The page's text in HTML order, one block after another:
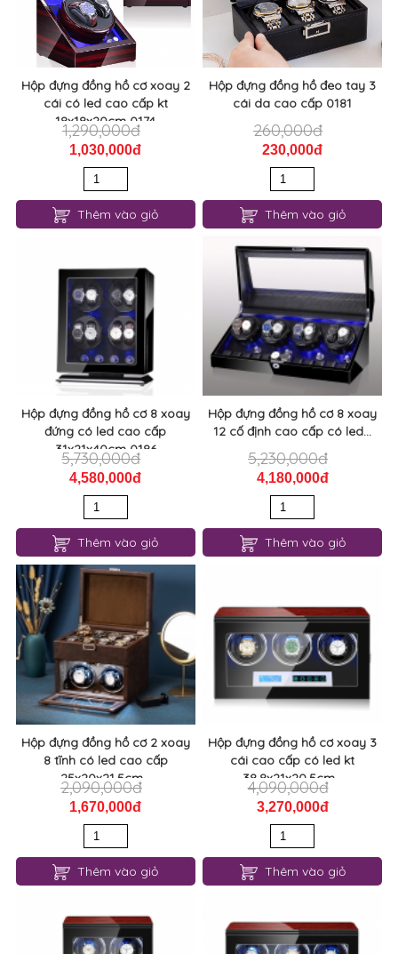
Hộp đựng đồng hồ cơ xoay 2
cái có led cao cấp kt
18x18x20cm 0174
1,290,000đ
1,030,000đ
Thêm vào giỏ
Hộp đựng đồng hồ đeo tay 3
cái da cao cấp 0181
260,000đ
230,000đ
Thêm vào giỏ
Hộp đựng đồng hồ cơ 8 xoay
đứng có led cao cấp
31x21x40cm 0186
5,730,000đ
4,580,000đ
Thêm vào giỏ
Hộp đựng đồng hồ cơ 8 xoay
12 cố định cao cấp có led...
5,230,000đ
4,180,000đ
Thêm vào giỏ
Hộp đựng đồng hồ cơ 2 xoay
8 tĩnh có led cao cấp
25x20x21.5cm...
2,090,000đ
1,670,000đ
Thêm vào giỏ
Hộp đựng đồng hồ cơ xoay 3
cái cao cấp có led kt
38.8x21x20.5cm...
4,090,000đ
3,270,000đ
Thêm vào giỏ